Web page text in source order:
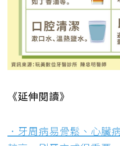
《延伸閱讀》
．牙周病易骨鬆、心臟